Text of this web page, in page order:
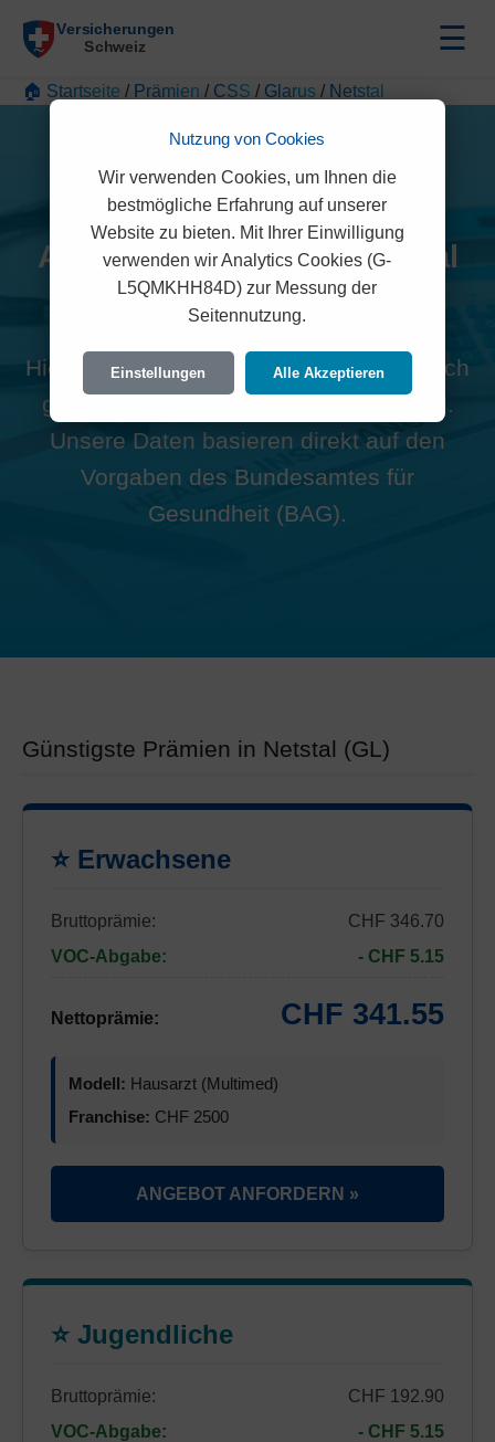
☰
🏠 Startseite / Prämien / CSS / Glarus / Netstal
Alle CSS Prämien in Netstal
(8754)
Hier finden Sie die offiziellen und rechtlich
geprüften Prämien der CSS für Netstal.
Unsere Daten basieren direkt auf den
Vorgaben des Bundesamtes für
Gesundheit (BAG).
Günstigste Prämien in Netstal (GL)
⭐ Erwachsene
Bruttoprämie:
CHF 346.70
VOC-Abgabe:
- CHF 5.15
Nettoprämie: CHF 341.55
Modell: Hausarzt (Multimed)
Franchise: CHF 2500
ANGEBOT ANFORDERN »
⭐ Jugendliche
Bruttoprämie:
CHF 192.90
VOC-Abgabe:
- CHF 5.15
Nutzung von Cookies
Wir verwenden Cookies, um Ihnen die
bestmögliche Erfahrung auf unserer
Website zu bieten. Mit Ihrer Einwilligung
verwenden wir Analytics Cookies (G-
L5QMKHH84D) zur Messung der
Seitennutzung.
Einstellungen Alle Akzeptieren